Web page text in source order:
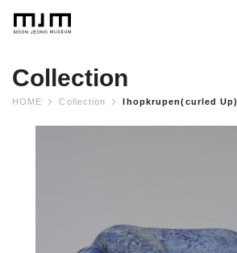
Collection
HOME Collection Ihopkrupen(curled Up)